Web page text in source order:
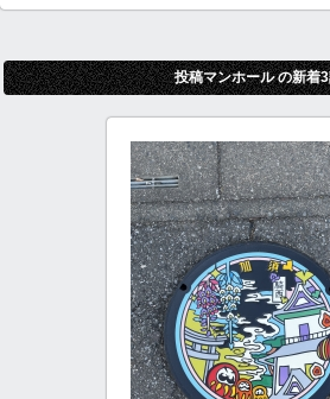
投稿マンホール の新着